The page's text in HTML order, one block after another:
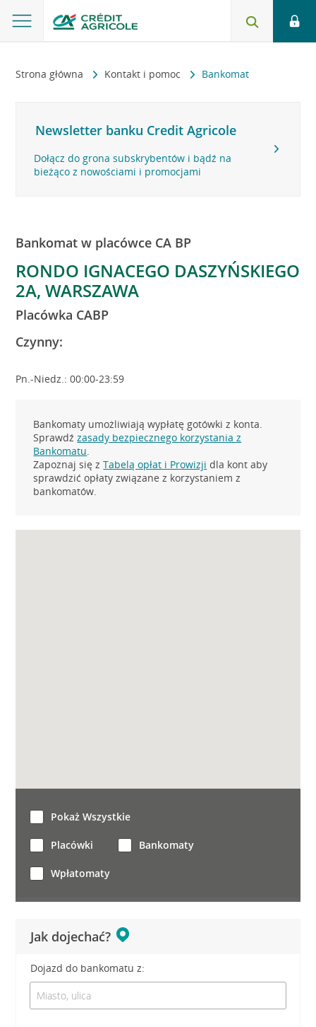
Strona główna Kontakt i pomoc Bankomat
Newsletter banku Credit Agricole
Dołącz do grona subskrybentów i bądź na
bieżąco z nowościami i promocjami
Bankomat w placówce CA BP
RONDO IGNACEGO DASZYŃSKIEGO
2A, WARSZAWA
Placówka CABP
Czynny:
Pn.-Niedz.: 00:00-23:59
Bankomaty umożliwiają wypłatę gotówki z konta.
Sprawdźzasady bezpiecznego korzystania z
Bankomatu.
Zapoznaj się zTabelą opłat i Prowizji dla kont aby
sprawdzić opłaty związane z korzystaniem z
bankomatów.
Jak dojechać?
Dojazd do bankomatu z:
Pokaż Wszystkie
Placówki Bankomaty
Wpłatomaty